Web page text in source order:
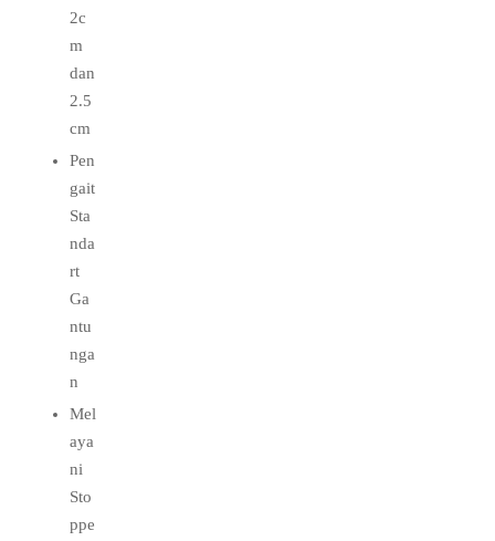
2c
m
dan
2.5
cm
Pen
gait
Sta
nda
rt
Ga
ntu
nga
n
Mel
aya
ni
Sto
ppe